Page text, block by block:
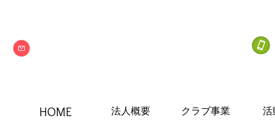
HOME 法人概要 クラブ事業 活